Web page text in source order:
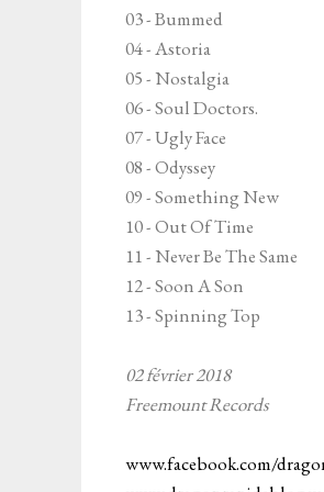
03 - Bummed
04 - Astoria
05 - Nostalgia
06 - Soul Doctors.
07 - Ugly Face
08 - Odyssey
09 - Something New
10 - Out Of Time
11 - Never Be The Same
12 - Soon A Son
13 - Spinning Top
02 février 2018
Freemount Records
www.facebook.com/